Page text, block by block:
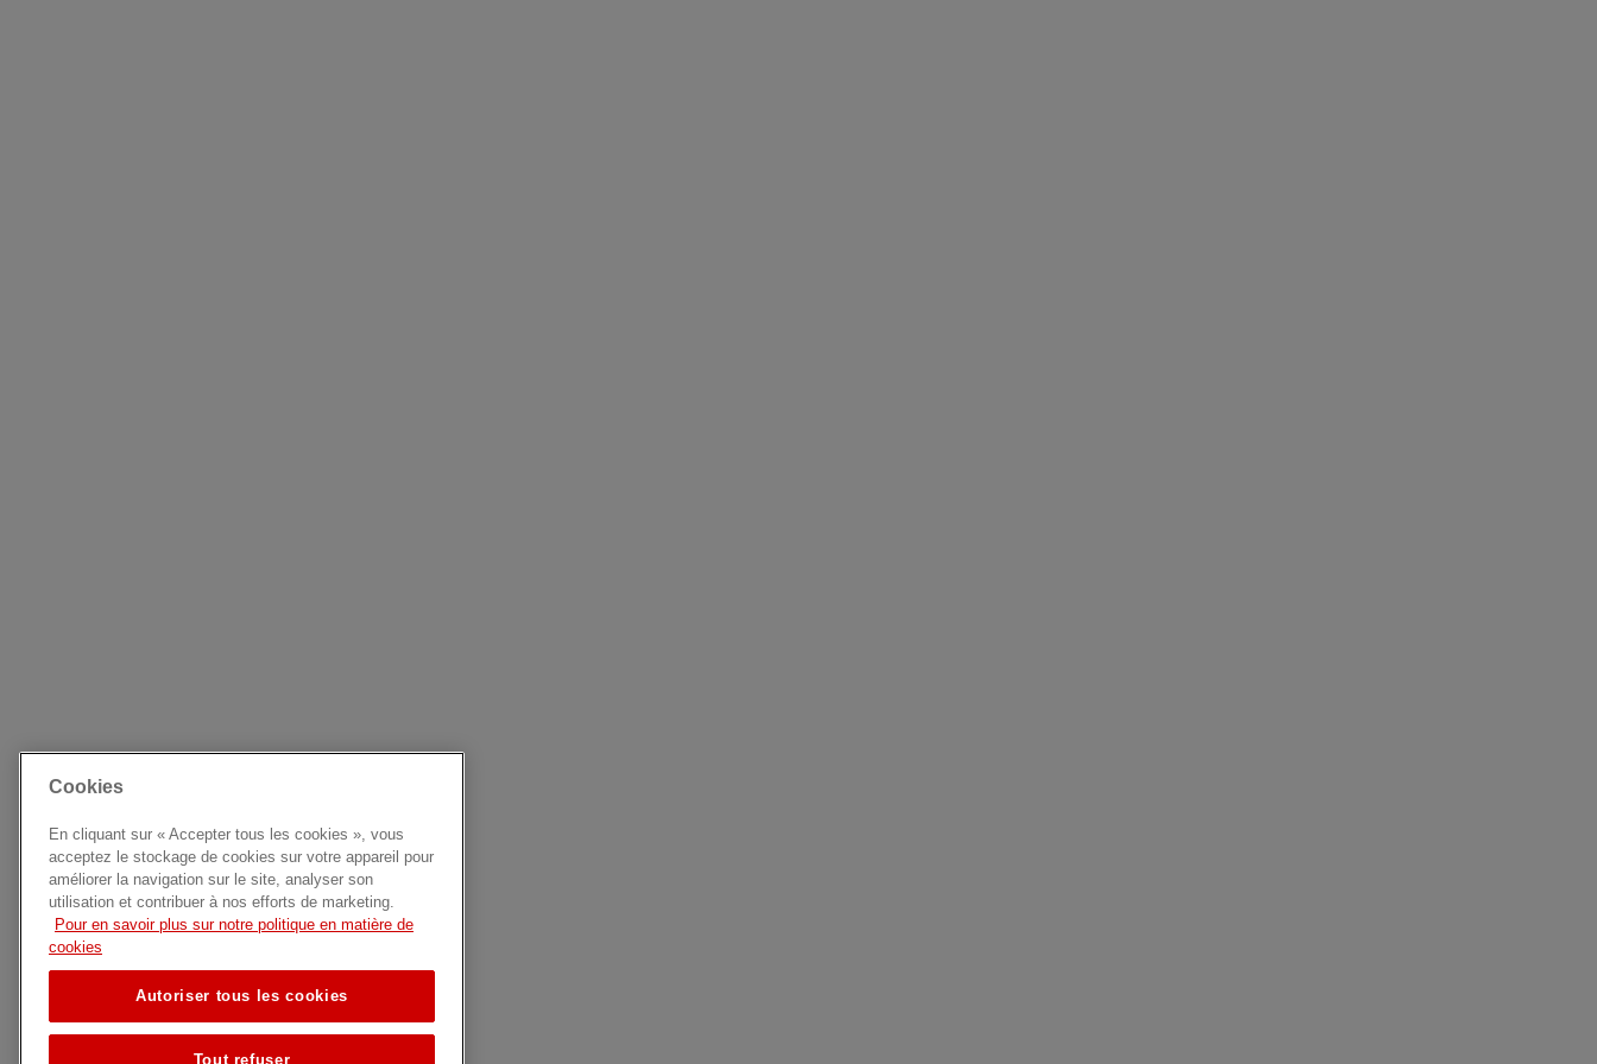
Cookies
En cliquant sur « Accepter tous les cookies », vous
acceptez le stockage de cookies sur votre appareil pour
améliorer la navigation sur le site, analyser son
utilisation et contribuer à nos efforts de marketing.
Pour en savoir plus sur notre politique en matière de
cookies
Autoriser tous les cookies
Tout refuser